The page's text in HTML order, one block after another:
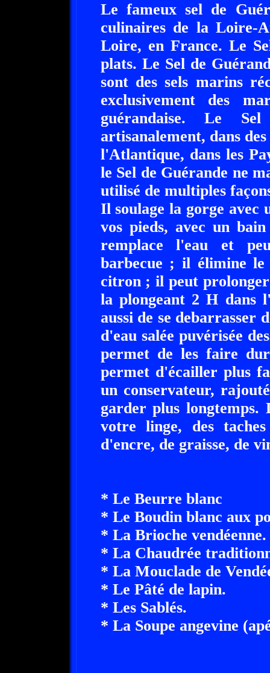
Le fameux sel de
culinaires de la Loire-
Loire, en France. Le
plats. Le Sel de
sont des sels marins
exclusivement des
guérandaise. Le
artisanalement, dans
l'Atlantique, dans les
le Sel de Guérande ne
utilisé de multiples
Il soulage la gorge avec
vos pieds, avec un
remplace l'eau et
barbecue ; il élimine
citron ; il peut prolonger
la plongeant 2 H dans
aussi de se debarrasser
d'eau salée puvérisée
permet de les faire
permet d'écailler plus
un conservateur,
garder plus longtemps.
votre linge, des
d'encre, de graisse, de
* Le Beurre blanc
* Le Boudin blanc aux
* La Brioche vendéenne.
* La Chaudrée
* La Mouclade de
* Le Pâté de lapin.
* Les Sablés.
* La Soupe angevine